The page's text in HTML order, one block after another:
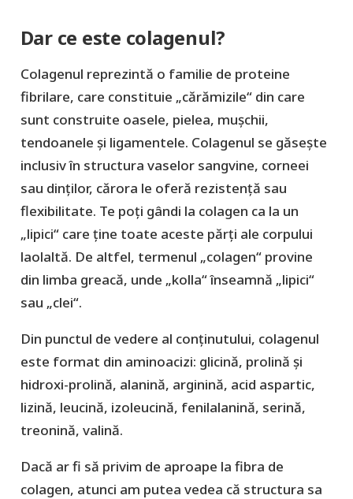
Dar ce este colagenul?
Colagenul reprezintă o familie de proteine
fibrilare, care constituie „cărămizile“ din care
sunt construite oasele, pielea, mușchii,
tendoanele și ligamentele. Colagenul se găsește
inclusiv în structura vaselor sangvine, corneei
sau dinților, cărora le oferă rezistență sau
flexibilitate. Te poți gândi la colagen ca la un
„lipici“ care ține toate aceste părți ale corpului
laolaltă. De altfel, termenul „colagen“ provine
din limba greacă, unde „kolla“ înseamnă „lipici“
sau „clei“.
Din punctul de vedere al conținutului, colagenul
este format din aminoacizi: glicină, prolină și
hidroxi-prolină, alanină, arginină, acid aspartic,
lizină, leucină, izoleucină, fenilalanină, serină,
treonină, valină.
Dacă ar fi să privim de aproape la fibra de
colagen, atunci am putea vedea că structura sa